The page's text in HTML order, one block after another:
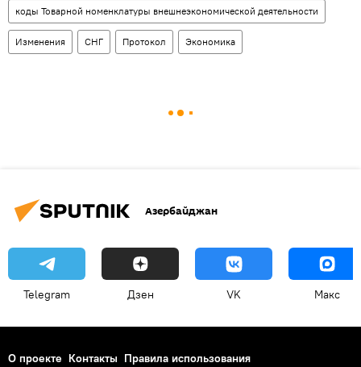
коды Товарной номенклатуры внешнеэкономической деятельности
Изменения СНГ Протокол Экономика
Азербайджан
Telegram Дзен VK Макс
О проекте Контакты Правила использования